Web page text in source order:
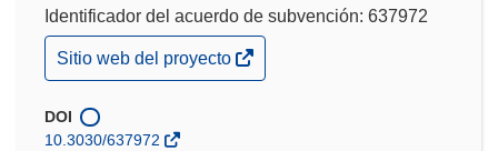
Identificador del acuerdo de subvención: 637972
(se
abrirá
una
nueva
Sitio web del proyecto
DOI
10.3030/637972